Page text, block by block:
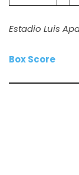
Estadio Luis
Box Score